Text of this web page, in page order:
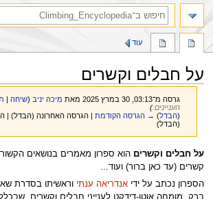
על חבלים וקשרים
גרסה מ־03:13, 30 במרץ 2025 מאת מיכה יניב (שיחה |
העניינים:)
(הבדל) → הגרסה הקודמת | הגרסה האחרונה (הבדל) |
(הבדל)
קפיצה
לניווט
קפיצה
לחיפוש
על חבלים וקשרים הוא ספרון מאמרים בנושאים
קשרים (עד כאן ברור) ועוד...
הספרון נכתב על ידי אנדריאה ענתי וראשיתו בסדרת
ברק, מומחה אוטו-דידקט לענייני חבלים וקשרים,
עוד
חיפוש